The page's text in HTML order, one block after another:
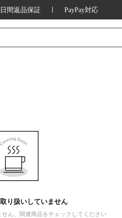
間返品保証 PayPay対応
り扱いしていません
ん、関連商品をチェックしてください